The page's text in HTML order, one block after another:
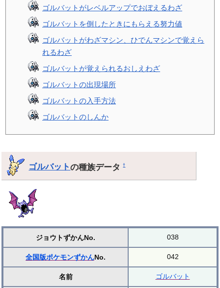
ゴルバットがレベルアップでおぼえるわざ
ゴルバットを倒したときにもらえる努力値
ゴルバットがわざマシン、ひでんマシンで覚えら
れるわざ
ゴルバットが覚えられるおしえわざ
ゴルバットの出現場所
ゴルバットの入手方法
ゴルバットのしんか
ゴルバットの種族データ†
ジョウトずかんNo. 038
全国版ポケモンずかんNo. 042
名前 ゴルバット